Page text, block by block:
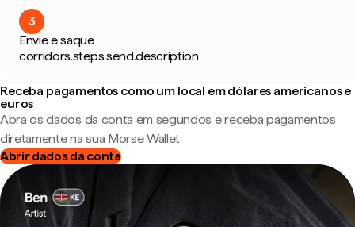
3
Envie e saque
corridors.steps.send.description
Receba pagamentos como um local em dólares americanos e
euros
Abra os dados da conta em segundos e receba pagamentos
diretamente na sua Morse Wallet.
Abrir dados da conta